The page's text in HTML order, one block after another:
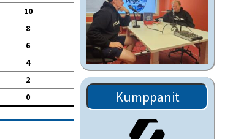
10
8
6
4
2
0 Kumppanit